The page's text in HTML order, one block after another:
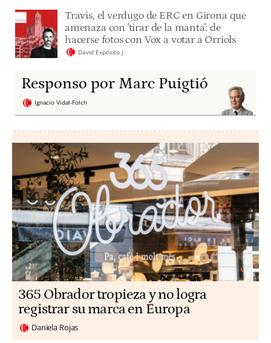
Travis, el verdugo de ERC en Girona que
amenaza con 'tirar de la manta': de
hacerse fotos con Vox a votar a Orriols
David Expósito J.
Responso por Marc Puigtió
Ignacio Vidal-Folch
365 Obrador tropieza y no logra
registrar su marca en Europa
Daniela Rojas